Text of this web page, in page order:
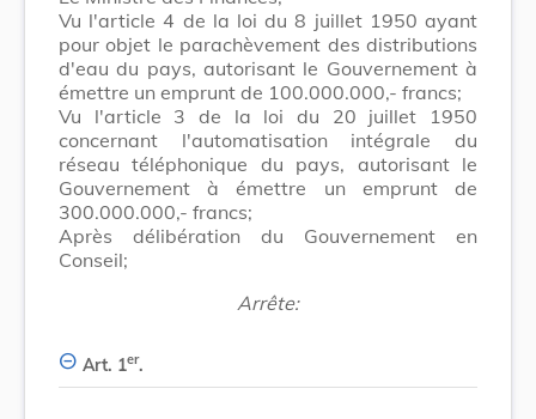
Vu l'article 4 de la loi du 8 juillet 1950 ayant
pour objet le parachèvement des distributions
d'eau du pays, autorisant le Gouvernement à
émettre un emprunt de 100.000.000,- francs;
Vu l'article 3 de la loi du 20 juillet 1950
concernant l'automatisation intégrale du
réseau téléphonique du pays, autorisant le
Gouvernement à émettre un emprunt de
300.000.000,- francs;
Après délibération du Gouvernement en
Conseil;
Arrête:
Art. 1er.